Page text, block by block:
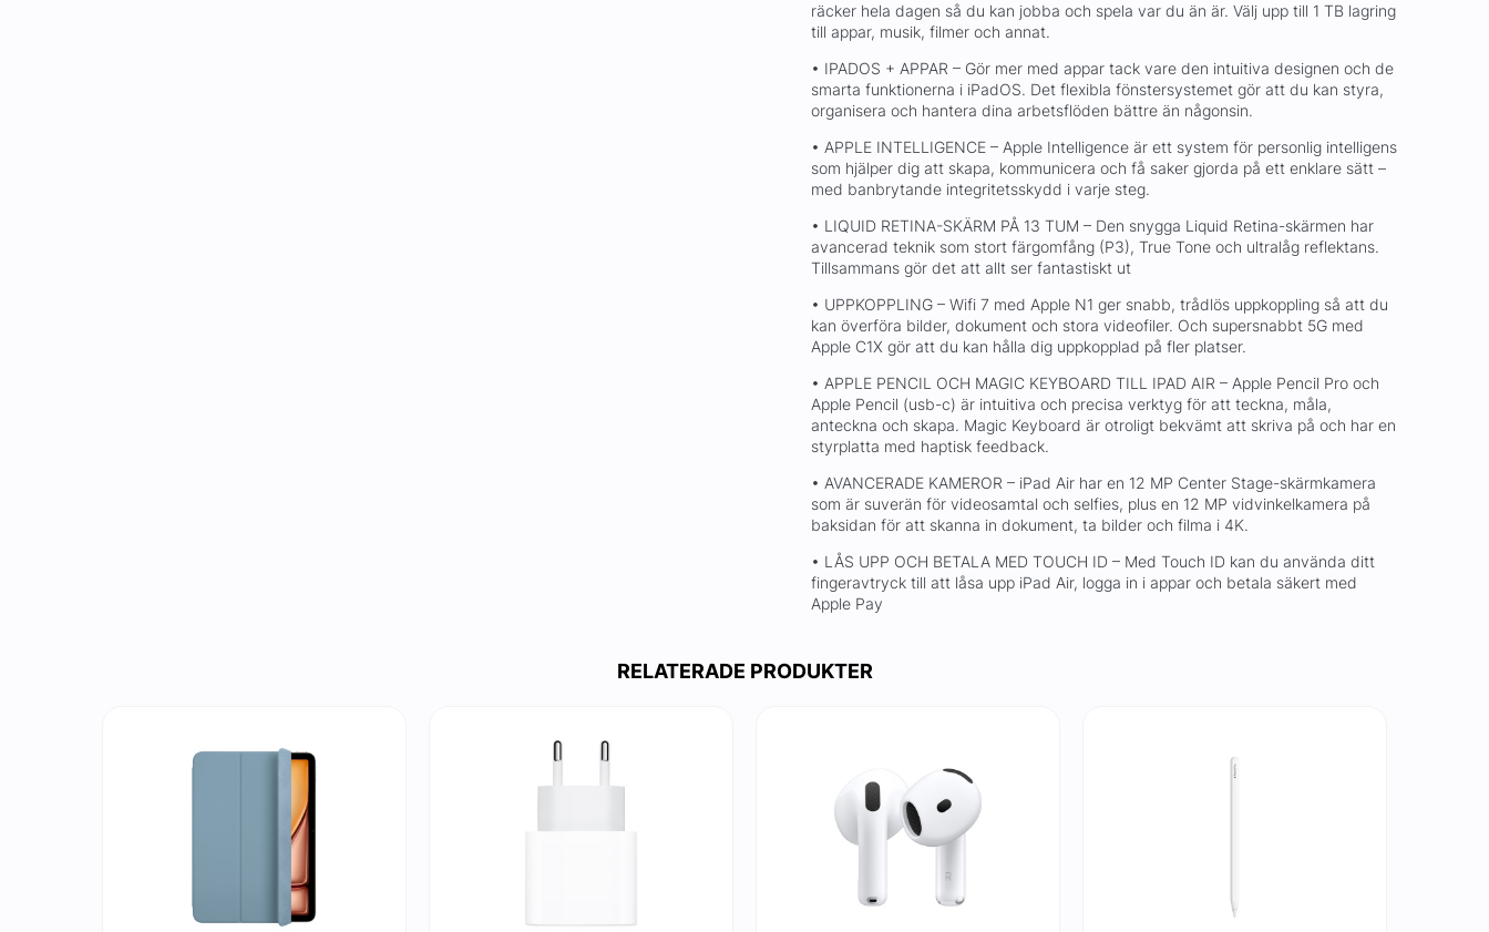
räcker hela dagen så du kan jobba och spela var du än är. Välj upp till 1 TB lagring
till appar, musik, filmer och annat.
• IPADOS + APPAR – Gör mer med appar tack vare den intuitiva designen och de
smarta funktionerna i iPadOS. Det flexibla fönstersystemet gör att du kan styra,
organisera och hantera dina arbetsflöden bättre än någonsin.
• APPLE INTELLIGENCE – Apple Intelligence är ett system för personlig intelligens
som hjälper dig att skapa, kommunicera och få saker gjorda på ett enklare sätt –
med banbrytande integritetsskydd i varje steg.
• LIQUID RETINA-SKÄRM PÅ 13 TUM – Den snygga Liquid Retina-skärmen har
avancerad teknik som stort färgomfång (P3), True Tone och ultralåg reflektans.
Tillsammans gör det att allt ser fantastiskt ut
• UPPKOPPLING – Wifi 7 med Apple N1 ger snabb, trådlös uppkoppling så att du
kan överföra bilder, dokument och stora videofiler. Och supersnabbt 5G med
Apple C1X gör att du kan hålla dig uppkopplad på fler platser.
• APPLE PENCIL OCH MAGIC KEYBOARD TILL IPAD AIR – Apple Pencil Pro och
Apple Pencil (usb-c) är intuitiva och precisa verktyg för att teckna, måla,
anteckna och skapa. Magic Keyboard är otroligt bekvämt att skriva på och har en
styrplatta med haptisk feedback.
• AVANCERADE KAMEROR – iPad Air har en 12 MP Center Stage-skärmkamera
som är suverän för videosamtal och selfies, plus en 12 MP vidvinkelkamera på
baksidan för att skanna in dokument, ta bilder och filma i 4K.
• LÅS UPP OCH BETALA MED TOUCH ID – Med Touch ID kan du använda ditt
fingeravtryck till att låsa upp iPad Air, logga in i appar och betala säkert med
Apple Pay
RELATERADE PRODUKTER